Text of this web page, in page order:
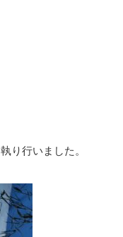
り行いました。